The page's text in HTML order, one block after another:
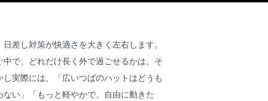
差し対策が快適さを大きく左右します。
で、どれだけ長く外で過ごせるかは、そ
実際には、「広いつばのハットはどうも
ない」「もっと軽やかで、自由に動きた